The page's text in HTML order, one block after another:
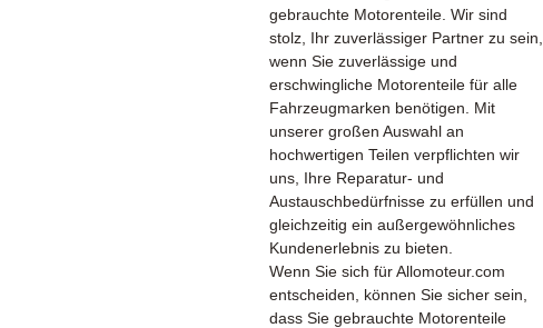
gebrauchte Motorenteile. Wir sind
stolz, Ihr zuverlässiger Partner zu sein,
wenn Sie zuverlässige und
erschwingliche Motorenteile für alle
Fahrzeugmarken benötigen. Mit
unserer großen Auswahl an
hochwertigen Teilen verpflichten wir
uns, Ihre Reparatur- und
Austauschbedürfnisse zu erfüllen und
gleichzeitig ein außergewöhnliches
Kundenerlebnis zu bieten.
Wenn Sie sich für Allomoteur.com
entscheiden, können Sie sicher sein,
dass Sie gebrauchte Motorenteile